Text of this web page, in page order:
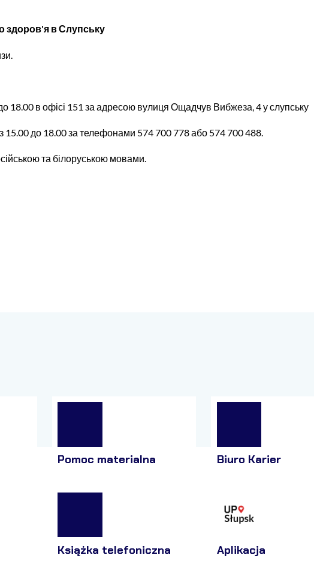
здоров'я в Слупську
18.00 в офісі 151 за адресою вулиця Ощадчув Вибжеза, 4 у слупську
15.00 до 18.00 за телефонами 574 700 778 або 574 700 488.
та білоруською мовами.
Pomoc materialna Biuro Karier
Książka telefoniczna Aplikacja